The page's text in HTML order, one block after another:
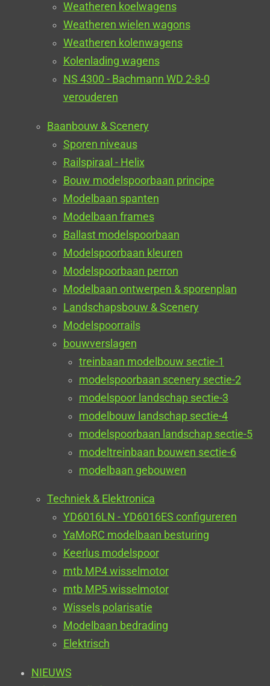
Weatheren koelwagens
Weatheren wielen wagons
Weatheren kolenwagens
Kolenlading wagens
NS 4300 - Bachmann WD 2-8-0
verouderen
Baanbouw & Scenery
Sporen niveaus
Railspiraal - Helix
Bouw modelspoorbaan principe
Modelbaan spanten
Modelbaan frames
Ballast modelspoorbaan
Modelspoorbaan kleuren
Modelspoorbaan perron
Modelbaan ontwerpen & sporenplan
Landschapsbouw & Scenery
Modelspoorrails
bouwverslagen
treinbaan modelbouw sectie-1
modelspoorbaan scenery sectie-2
modelspoor landschap sectie-3
modelbouw landschap sectie-4
modelspoorbaan landschap sectie-5
modeltreinbaan bouwen sectie-6
modelbaan gebouwen
Techniek & Elektronica
YD6016LN - YD6016ES configureren
YaMoRC modelbaan besturing
Keerlus modelspoor
mtb MP4 wisselmotor
mtb MP5 wisselmotor
Wissels polarisatie
Modelbaan bedrading
Elektrisch
NIEUWS